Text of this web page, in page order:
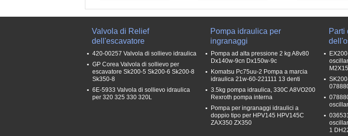
Valvole di controllo
410105-00575
5 DH220-7
principale
Valvola di Relief
dell'escavatore
420-00257 Valvola di sollievo idraulica
GP Corea Valvola di sollievo per
escavatore Sk200-5 Sk200-6 Sk200-8
Sk350-8
6E-5933 Valvola di sollievo idraulica
per 320 325 330 320L
Pompa idraulica per
ingranaggi
Pompa ad alta pressione 2 kg A8v80
Dx140w-9cn Dx150w-9c
Komatsu Pc75uu-2 Pompa a marcia
idraulica 21w-60-221111 13 denti
3.5kg pompa idraulica, 330C A8VO200
Rexroth pompa interna
Pompa per ingranaggi idraulici a
doppio tipo per HPV145 HPV145C
ZAX350 ZX350
Parti
1